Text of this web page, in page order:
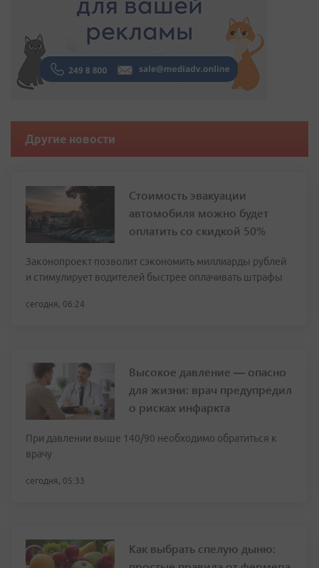
Другие новости
Стоимость эвакуации
автомобиля можно будет
оплатить со скидкой 50%
Законопроект позволит сэкономить миллиарды рублей
и стимулирует водителей быстрее оплачивать штрафы
сегодня, 06:24
Высокое давление — опасно
для жизни: врач предупредил
о рисках инфаркта
При давлении выше 140/90 необходимо обратиться к
врачу
сегодня, 05:33
Как выбрать спелую дыню: